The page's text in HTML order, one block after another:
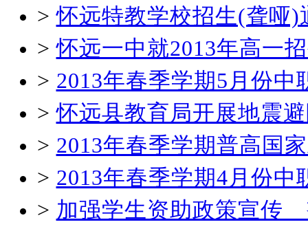
>怀远特教学校招生(聋哑)
>怀远一中就2013年高一
> 2013年春季学期5月份中
>怀远县教育局开展地震
> 2013年春季学期普高国
> 2013年春季学期4月份
> 加强学生资助政策宣传